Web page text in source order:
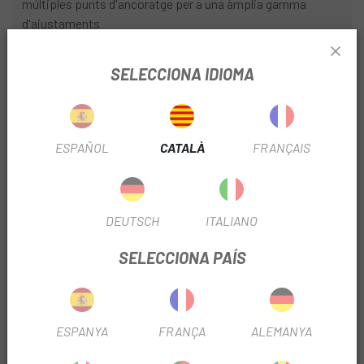
múltiples punts d'ancoratge per a una àmplia gamma
d'ajustaments
d'absorció ràpida
Certificat segons les normes CE EN1078: 2012 + A1: 2012
Construcció:
Polièster 5%
SELECCIONA IDIOMA
ESPAÑOL CATALÀ FRANÇAIS
DEUTSCH ITALIANO
SELECCIONA PAÍS
ESPANYA FRANÇA ALEMANYA